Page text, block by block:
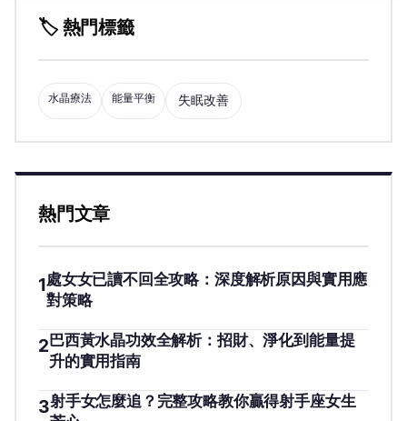
🏷️ 熱門標籤
水晶療法 能量平衡 失眠改善
熱門文章
1處女女已讀不回全攻略：深度解析原因與實用應
對策略
2巴西黃水晶功效全解析：招財、淨化到能量提
升的實用指南
3射手女怎麼追？完整攻略教你贏得射手座女生